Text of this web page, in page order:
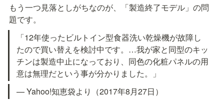
もう一つ見落としがちなのが、「製造終了モデル」の問
題です。
「12年使ったビルトイン型食器洗い乾燥機が故障し
たので買い替えを検討中です。…我が家と同型のキッ
チンは製造中止になっており、同色の化粧パネルの用
意は無理だという事が分かりました。」
— Yahoo!知恵袋より（2017年8月27日）